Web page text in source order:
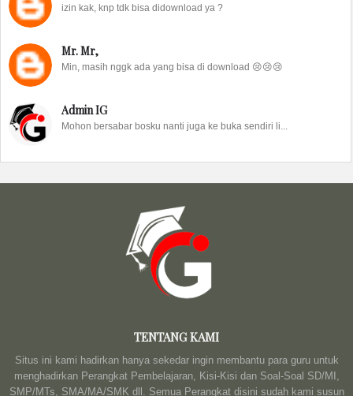
izin kak, knp tdk bisa didownload ya ?
Mr. Mr,
Min, masih nggk ada yang bisa di download 😢😢😢
Admin IG
Mohon bersabar bosku nanti juga ke buka sendiri li...
TENTANG KAMI
Situs ini kami hadirkan hanya sekedar ingin membantu para guru untuk
menghadirkan Perangkat Pembelajaran, Kisi-Kisi dan Soal-Soal SD/MI,
SMP/MTs, SMA/MA/SMK dll. Semua Perangkat disini sudah kami susun